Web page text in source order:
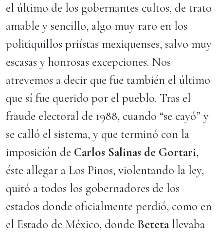
el último de los gobernantes cultos, de trato
amable y sencillo, algo muy raro en los
politiquillos priístas mexiquenses, salvo muy
escasas y honrosas excepciones. Nos
atrevemos a decir que fue también el último
que sí fue querido por el pueblo. Tras el
fraude electoral de 1988, cuando “se cayó” y
se calló el sistema, y que terminó con la
imposición de Carlos Salinas de Gortari,
éste allegar a Los Pinos, violentando la ley,
quitó a todos los gobernadores de los
estados donde oficialmente perdió, como en
el Estado de México, donde Betetallevaba